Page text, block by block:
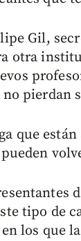
Gil,
otra
pierdan
que
tipo de
los que